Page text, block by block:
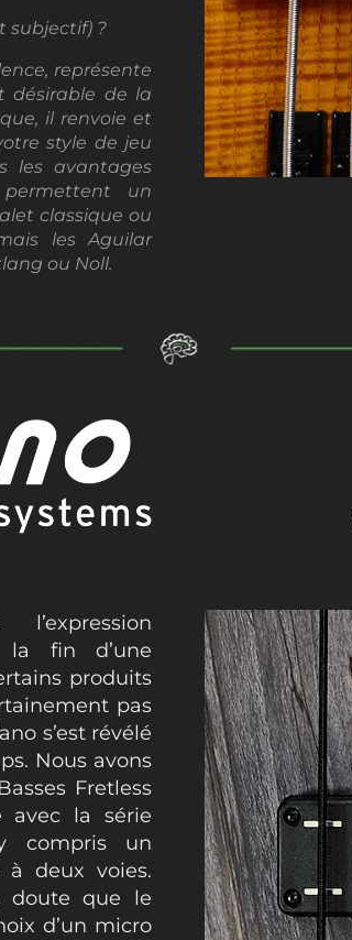
subjectif) ?
représente
désirable de la
il renvoie et
style de jeu
les avantages
un
classique ou
les Aguilar
ou Noll.
fin d’une
produits
pas
s’est révélé
Nous avons
Fretless
avec la série
compris un
à deux voies.
doute que le
d’un micro